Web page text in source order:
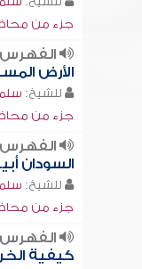
جزء من
الأرض
للشيخ:
جزء من
السودان
للشيخ:
جزء من
كيفية